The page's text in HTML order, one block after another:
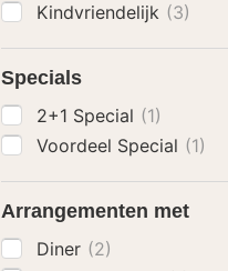
Kindvriendelijk (3)
Specials
2+1 Special (1)
Voordeel Special (1)
Arrangementen met
Diner (2)